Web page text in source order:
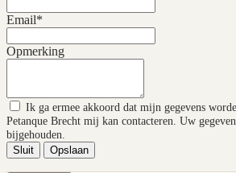
Email*
Opmerking
Ik ga ermee akkoord dat mijn gegevens
Petanque Brecht mij kan contacteren. Uw
bijgehouden.
Sluit Opslaan